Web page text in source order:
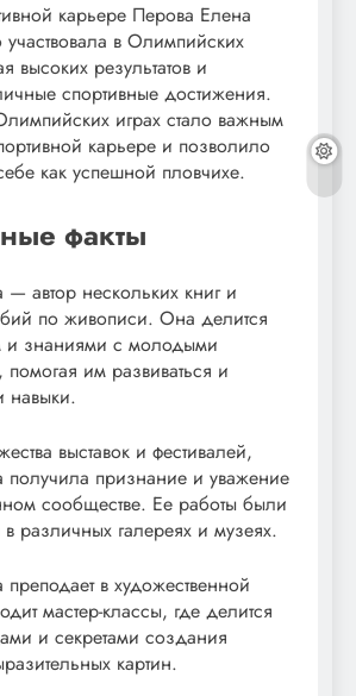
карьере Перова Елена
участвовала в Олимпийских
высоких результатов и
спортивные достижения.
играх стало важным
карьере и позволило
как успешной пловчихе.
факты
автор нескольких книг и
по живописи. Она делится
и знаниями с молодыми
им развиваться и
навыки.
выставок и фестивалей,
получила признание и уважение
сообществе. Ее работы были
в различных галереях и музеях.
в художественной
мастер-классы, где делится
и секретами создания
картин.